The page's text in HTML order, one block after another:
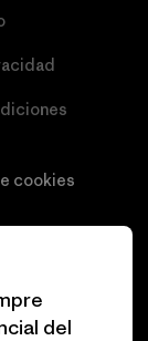
cookies
del